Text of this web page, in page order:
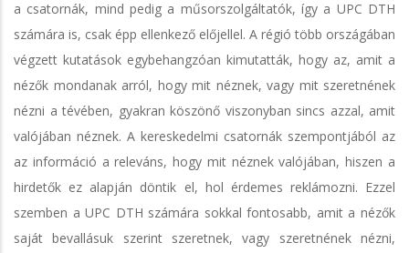
a csatornák, mind pedig a műsorszolgáltatók, így a UPC DTH
számára is, csak épp ellenkező előjellel. A régió több országában
végzett kutatások egybehangzóan kimutatták, hogy az, amit a
nézők mondanak arról, hogy mit néznek, vagy mit szeretnének
nézni a tévében, gyakran köszönő viszonyban sincs azzal, amit
valójában néznek. A kereskedelmi csatornák szempontjából az
az információ a releváns, hogy mit néznek valójában, hiszen a
hirdetők ez alapján döntik el, hol érdemes reklámozni. Ezzel
szemben a UPC DTH számára sokkal fontosabb, amit a nézők
saját bevallásuk szerint szeretnek, vagy szeretnének nézni,